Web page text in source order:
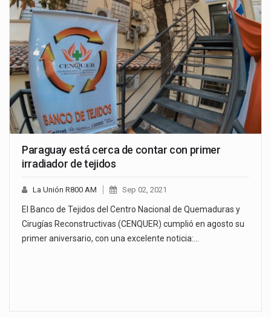
Paraguay está cerca de contar con primer
irradiador de tejidos
La Unión R800 AM Sep 02, 2021
El Banco de Tejidos del Centro Nacional de Quemaduras y
Cirugías Reconstructivas (CENQUER) cumplió en agosto su
primer aniversario, con una excelente noticia:…